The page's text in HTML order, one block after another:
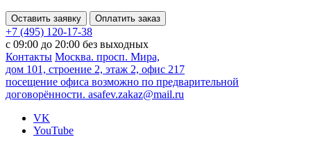
Оставить заявку Оплатить заказ
+7 (495) 120-17-38
с 09:00 до 20:00 без выходных
Контакты Москва. просп. Мира,
дом 101, строение 2, этаж 2, офис 217
посещение офиса возможно по предварительной
договорённости. asafev.zakaz@mail.ru
VK
YouTube